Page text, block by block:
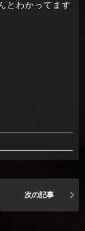
とわかってます
次の記事